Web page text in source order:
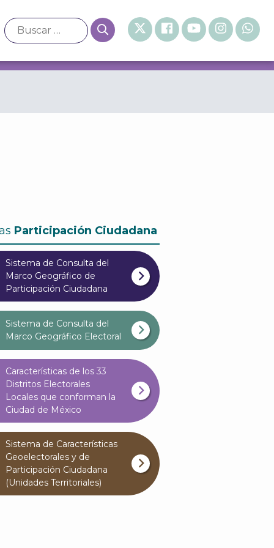
Participación Ciudadana
Sistema de Consulta del
Marco Geográfico de
Participación Ciudadana
Sistema de Consulta del
Marco Geográfico Electoral
Características de los 33
Distritos Electorales
Locales que conforman la
Ciudad de México
Sistema de Características
Geoelectorales y de
Participación Ciudadana
(Unidades Territoriales)